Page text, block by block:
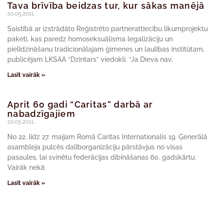
Tava brīvība beidzas tur, kur sākas manējā
20.05.2011.
Saistībā ar izstrādāto Reģistrēto partnerattiecību likumprojektu
paketi, kas paredz homoseksuālisma legalizāciju un
pielīdzināšanu tradicionālajam ģimenes un laulības institūtam,
publicējam LKSAA “Dzintars” viedokli. “Ja Dieva nav,
Lasīt vairāk »
Aprit 60 gadi “Caritas” darbā ar
nabadzīgajiem
20.05.2011.
No 22. līdz 27. maijam Romā Caritas Internationalis 19. Ģenerālā
asambleja pulcēs dalīborganizāciju pārstāvjus no visas
pasaules, lai svinētu federācijas dibināšanas 60. gadskārtu.
Vairāk nekā
Lasīt vairāk »